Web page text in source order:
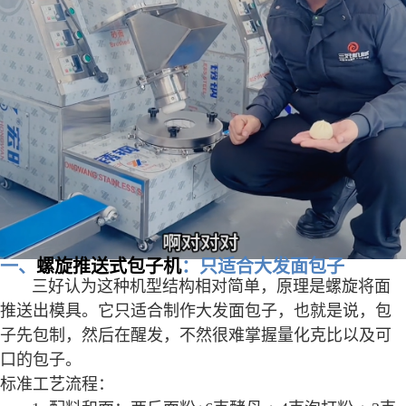
一、 螺旋推送式包子机：只适合大发面包子
三好认为这种机型结构相对简单，原理是螺旋将面
推送出模具。它只适合制作大发面包子，也就是说，包
子先包制，然后在醒发，不然很难掌握量化克比以及可
口的包子。
标准工艺流程：